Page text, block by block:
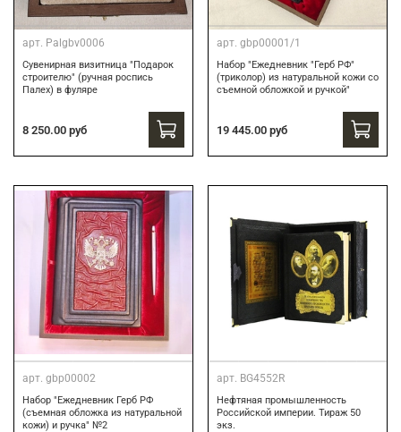
арт. Palgbv0006
Сувенирная визитница "Подарок
строителю" (ручная роспись
Палех) в фуляре
8 250.00 руб
арт. gbp00001/1
Набор "Ежедневник "Герб РФ"
(триколор) из натуральной кожи со
съемной обложкой и ручкой"
19 445.00 руб
арт. gbp00002
Набор "Ежедневник Герб РФ
(съемная обложка из натуральной
кожи) и ручка" №2
арт. BG4552R
Нефтяная промышленность
Российской империи. Тираж 50
экз.